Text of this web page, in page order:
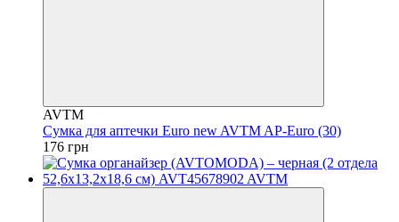
AVTM
Сумка для аптечки Euro new AVTM AP-Euro (30)
176 грн